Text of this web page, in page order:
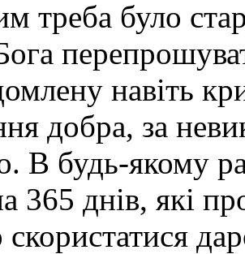
треба було
навіть
добра, за
В будь-якому
365 днів, які